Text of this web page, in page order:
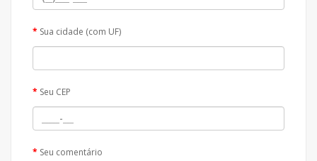
Sua cidade (com UF)
Seu CEP
Seu comentário